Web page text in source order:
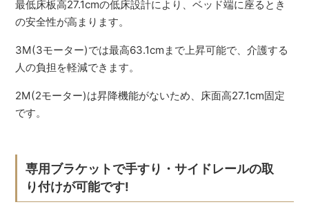
最低床板高27.1cmの低床設計により、ベッド端に座るとき
の安全性が高まります。
3M(3モーター)では最高63.1cmまで上昇可能で、介護する
人の負担を軽減できます。
2M(2モーター)は昇降機能がないため、床面高27.1cm固定
です。
専用ブラケットで手すり・サイドレールの取
り付けが可能です!